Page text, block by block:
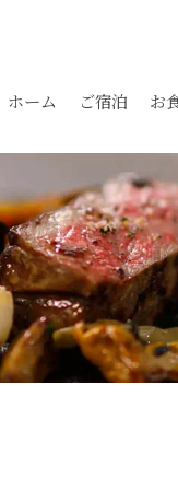
ホーム ご宿泊 お